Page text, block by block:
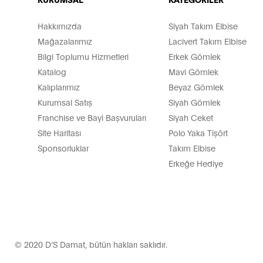
Hakkımızda
Mağazalarımız
Bilgi Toplumu Hizmetleri
Katalog
Kalıplarımız
Kurumsal Satış
Franchise ve Bayi Başvuruları
Site Haritası
Sponsorluklar
Siyah Takım Elbise
Lacivert Takım Elbise
Erkek Gömlek
Mavi Gömlek
Beyaz Gömlek
Siyah Gömlek
Siyah Ceket
Polo Yaka Tişört
Takım Elbise
Erkeğe Hediye
© 2020 D’S Damat, bütün hakları saklıdır.